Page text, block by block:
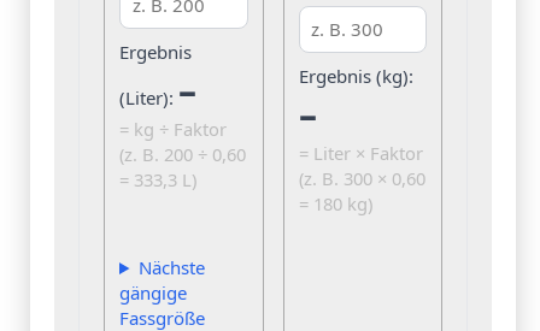
Ergebnis
(Liter): –
= kg ÷ Faktor
(z. B. 200 ÷ 0,60
= 333,3 L)
Nächste
gängige
Fassgröße
Ergebnis (kg):
–
= Liter × Faktor
(z. B. 300 × 0,60
= 180 kg)